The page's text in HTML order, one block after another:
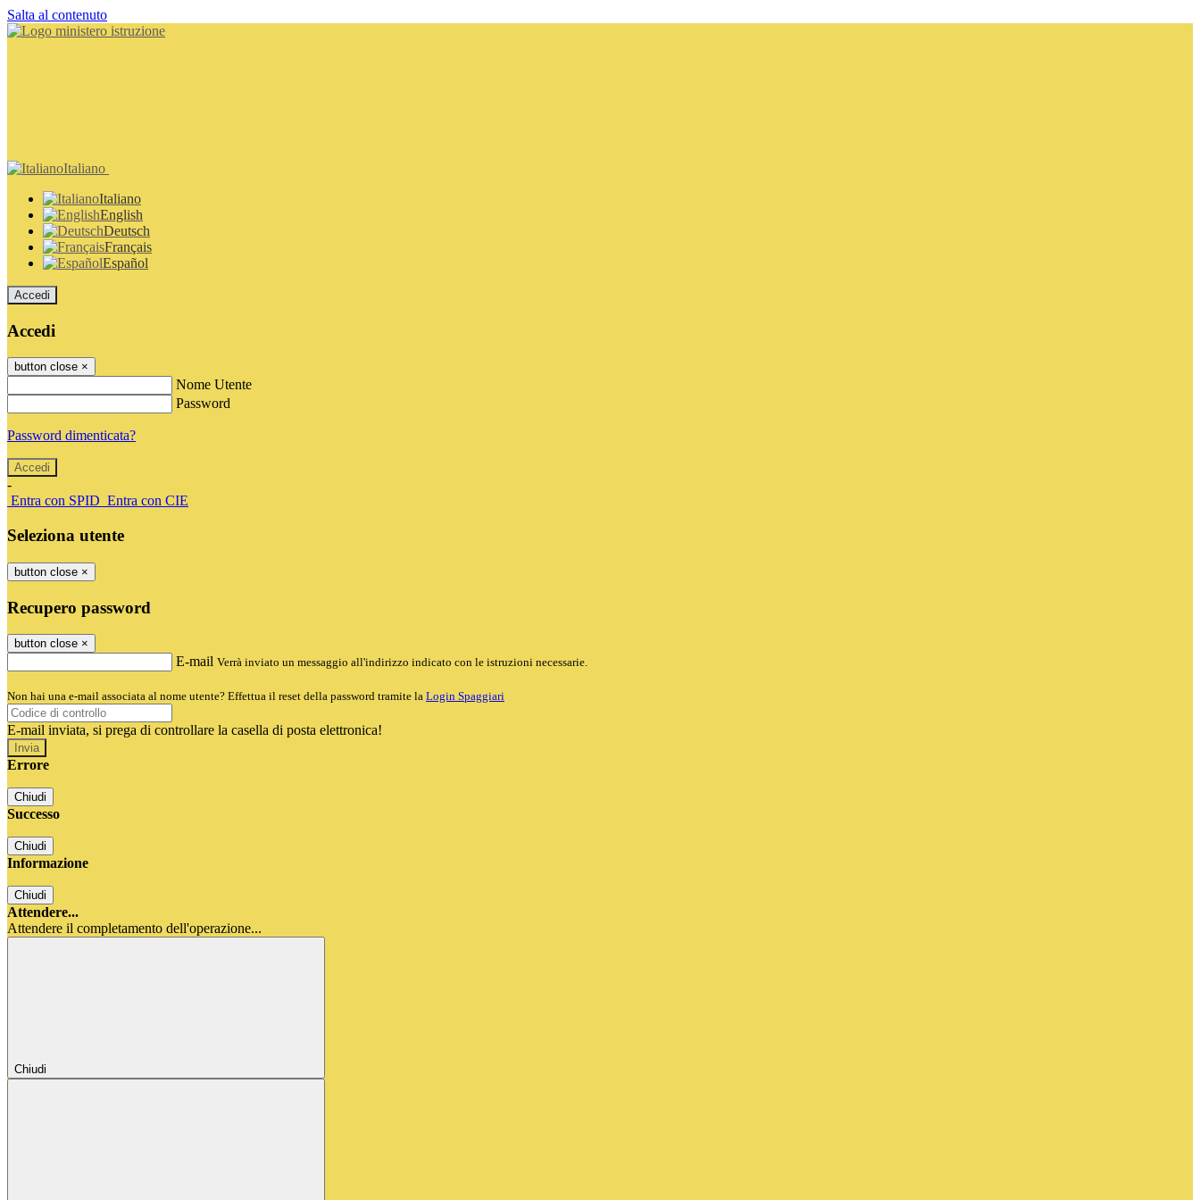
Salta al contenuto
Italiano
Italiano
English
Deutsch
Français
Español
Accedi
Accedi
button close ×
Nome Utente
Password
Password dimenticata?
-
Entra con SPID Entra con CIE
Seleziona utente
button close ×
Recupero password
button close ×
E-mail Verrà inviato un messaggio all'indirizzo indicato con le istruzioni necessarie.
Non hai una e-mail associata al nome utente? Effettua il reset della password tramite la Login Spaggiari
E-mail inviata, si prega di controllare la casella di posta elettronica!
Errore
Chiudi
Successo
Chiudi
Informazione
Chiudi
Attendere...
Attendere il completamento dell'operazione...
Chiudi